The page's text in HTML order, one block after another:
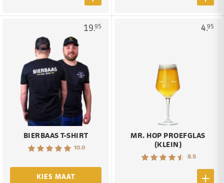
19.95
BIERBAAS T-SHIRT
10.0
KIES MAAT
4.95
MR. HOP PROEFGLAS
(KLEIN)
8.5